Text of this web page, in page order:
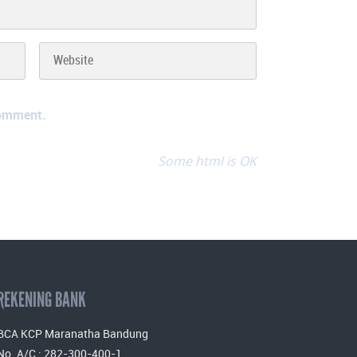
Some html is OK
BANK
KCP Maranatha Bandung
A/C : 282-300-400-1